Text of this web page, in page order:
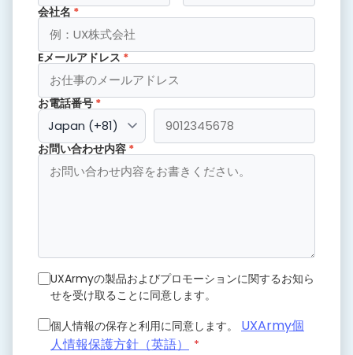
会社名 *
Eメールアドレス *
お電話番号 *
お問い合わせ内容 *
UXArmyの製品およびプロモーションに関するお知ら
せを受け取ることに同意します。
個人情報の保存と利用に同意します。 UXArmy個
人情報保護方針（英語）
*